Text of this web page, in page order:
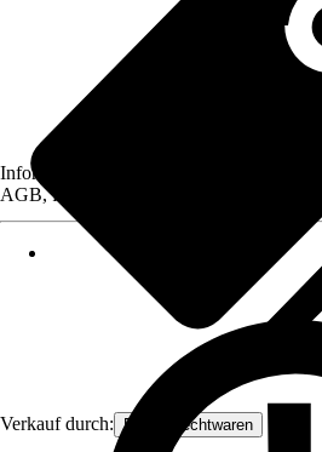
Verkauf durch: Frank Flechtwaren
Informationen des Verkäufers, wie z. B.
AGB, finden Sie bei Klick auf den